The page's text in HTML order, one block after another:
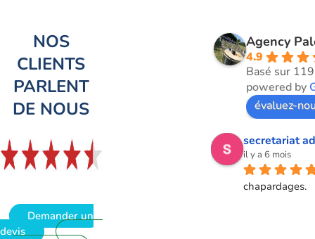
NOS
CLIENTS
PARLENT
DE NOUS
Demander un
devis
09
Agency
4.9
Basé sur
powered by
évaluez-
secretariat
il y a 6 mois
chapardages.